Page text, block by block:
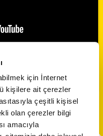
için İnternet
kişilere ait çerezler
çeşitli kişisel
olan çerezler bilgi
amacıyla
4 - 4. Sezon
Abone Ol